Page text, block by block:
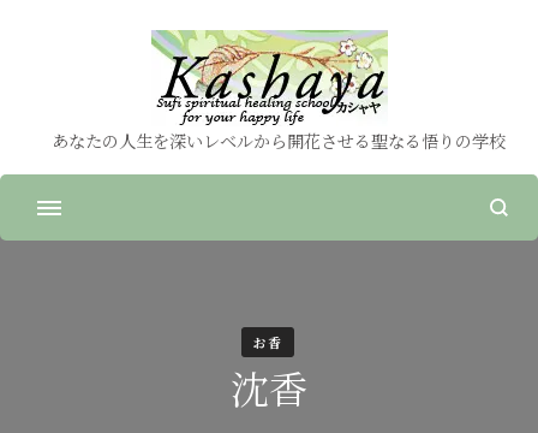
あなたの人生を深いレベルから開花させる聖なる悟りの学校
お香
沈香